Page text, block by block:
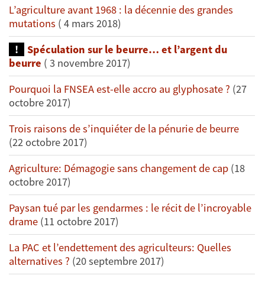
L’agriculture avant 1968 : la décennie des grandes
mutations ( 4 mars 2018)
Spéculation sur le beurre… et l’argent du
beurre ( 3 novembre 2017)
Pourquoi la FNSEA est-elle accro au glyphosate ? (27
octobre 2017)
Trois raisons de s’inquiéter de la pénurie de beurre
(22 octobre 2017)
Agriculture: Démagogie sans changement de cap (18
octobre 2017)
Paysan tué par les gendarmes : le récit de l’incroyable
drame (11 octobre 2017)
La PAC et l’endettement des agriculteurs: Quelles
alternatives ? (20 septembre 2017)